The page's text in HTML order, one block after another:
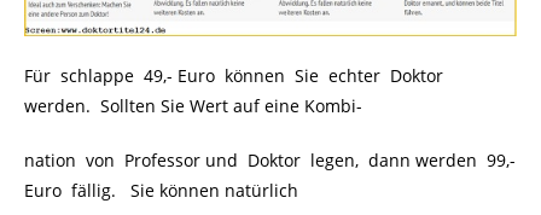
Für schlappe 49,- Euro können Sie echter Doktor
werden. Sollten Sie Wert auf eine Kombi-
nation von Professor und Doktor legen, dann werden 99,-
Euro fällig. Sie können natürlich